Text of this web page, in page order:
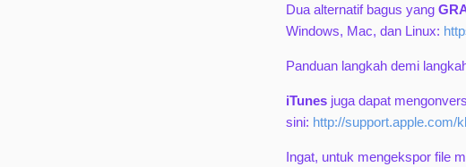
Dua alternatif bagus yang
Windows, Mac, dan Linux:
Panduan langkah demi
iTunes juga dapat
sini: http://support.apple.com/
Ingat, untuk mengekspor file